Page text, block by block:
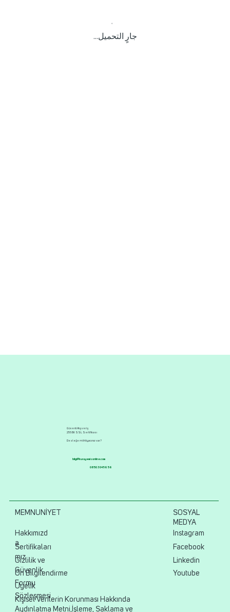
جارٍ التحميل...
Güvenli Alışveriş
256 Bit SSL Sertifikası
Desteğe mi ihtiyacınız var?
bilgi@kuruyemisonline.com
0850 304 56 56
Hakkımızd
a
Sertifikaları
mız
MEMNUNİYET
Gizlilik ve
Güvenlik
Ön Bilgilendirme
Formu
Üyelik
Sözleşmesi
Kişisel Verilerin Korunması Hakkında
Aydınlatma Metni,İşleme, Saklama ve
SOSYAL
MEDYA
Instagram
Facebook
Linkedin
Youtube